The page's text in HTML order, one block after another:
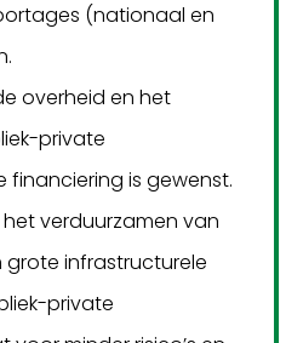
(nationaal en
overheid en het
private
financiering is gewenst.
verduurzamen van
infrastructurele
private